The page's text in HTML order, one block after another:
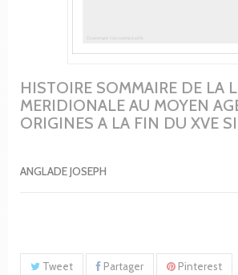
HISTOIRE SOMMAIRE DE LA
MERIDIONALE AU MOYEN
ORIGINES A LA FIN DU XVE
ANGLADE JOSEPH
Tweet Partager Pinterest